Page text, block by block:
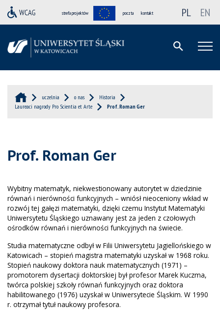
strefa projektów poczta kontakt PL EN
uczelnia o nas
Historia
Laureaci nagrody Pro Scientia et Arte
Prof. Roman Ger
Prof. Roman Ger
Wybitny matematyk, niekwestionowany autorytet w dziedzinie
równań i nierówności funkcyjnych – wniósł nieoceniony wkład w
rozwój tej gałęzi matematyki, dzięki czemu Instytut Matematyki
Uniwersytetu Śląskiego uznawany jest za jeden z czołowych
ośrodków równań i nierówności funkcyjnych na świecie.
Studia matematyczne odbył w Filii Uniwersytetu Jagiellońskiego w
Katowicach – stopień magistra matematyki uzyskał w 1968 roku.
Stopień naukowy doktora nauk matematycznych (1971) –
promotorem dysertacji doktorskiej był profesor Marek Kuczma,
twórca polskiej szkoły równań funkcyjnych oraz doktora
habilitowanego (1976) uzyskał w Uniwersytecie Śląskim. W 1990
r. otrzymał tytuł naukowy profesora.